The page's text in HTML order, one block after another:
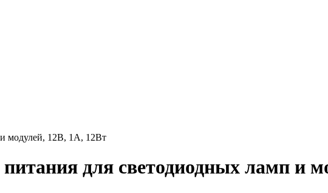
модулей, 12В, 1А, 12Вт
для светодиодных ламп и